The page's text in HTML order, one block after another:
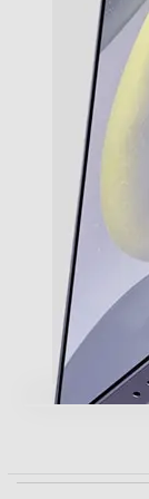
Core processore
10 Core
Velocità del
Descrizione
Processore
+ Dual Core
1.95GHz)